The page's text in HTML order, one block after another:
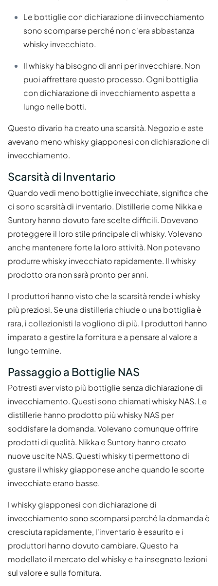
Le bottiglie con dichiarazione di invecchiamento
sono scomparse perché non c'era abbastanza
whisky invecchiato.
Il whisky ha bisogno di anni per invecchiare. Non
puoi affrettare questo processo. Ogni bottiglia
con dichiarazione di invecchiamento aspetta a
lungo nelle botti.
Questo divario ha creato una scarsità. Negozio e aste
avevano meno whisky giapponesi con dichiarazione di
invecchiamento.
Scarsità di Inventario
Quando vedi meno bottiglie invecchiate, significa che
ci sono scarsità di inventario. Distillerie come Nikka e
Suntory hanno dovuto fare scelte difficili. Dovevano
proteggere il loro stile principale di whisky. Volevano
anche mantenere forte la loro attività. Non potevano
produrre whisky invecchiato rapidamente. Il whisky
prodotto ora non sarà pronto per anni.
I produttori hanno visto che la scarsità rende i whisky
più preziosi. Se una distilleria chiude o una bottiglia è
rara, i collezionisti la vogliono di più. I produttori hanno
imparato a gestire la fornitura e a pensare al valore a
lungo termine.
Passaggio a Bottiglie NAS
Potresti aver visto più bottiglie senza dichiarazione di
invecchiamento. Questi sono chiamati whisky NAS. Le
distillerie hanno prodotto più whisky NAS per
soddisfare la domanda. Volevano comunque offrire
prodotti di qualità. Nikka e Suntory hanno creato
nuove uscite NAS. Questi whisky ti permettono di
gustare il whisky giapponese anche quando le scorte
invecchiate erano basse.
I whisky giapponesi con dichiarazione di
invecchiamento sono scomparsi perché la domanda è
cresciuta rapidamente, l'inventario è esaurito e i
produttori hanno dovuto cambiare. Questo ha
modellato il mercato del whisky e ha insegnato lezioni
sul valore e sulla fornitura.